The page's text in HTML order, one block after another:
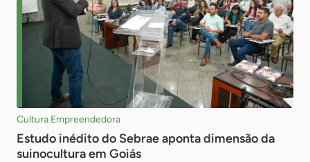
Cultura Empreendedora
Estudo inédito do Sebrae aponta dimensão da
suinocultura em Goiás